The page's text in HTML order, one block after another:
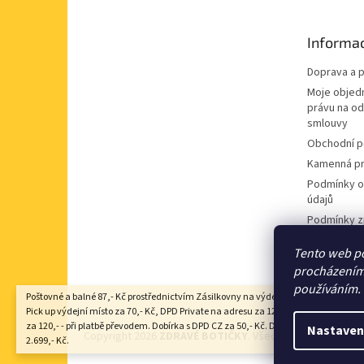
Tento web
používáním.
Poštovné a balné 87,- Kč prostřednictvím Zásilkovny na výdejní místo Z-point, DPD
Pick up výdejní místo za 70,- Kč, DPD Private na adresu za 125,- Kč, Zásilkovna
za 120,- - při platbě převodem. Dobírka s DPD CZ za 50,- Kč. Doprava zdarma nad
2.699,- Kč.
Doprava a
Moje
právu na
smlouvy
Obchodní
Kamenná
Podmínky
údajů
Podmínky
Souhlas
nabídek
. Všechna práva